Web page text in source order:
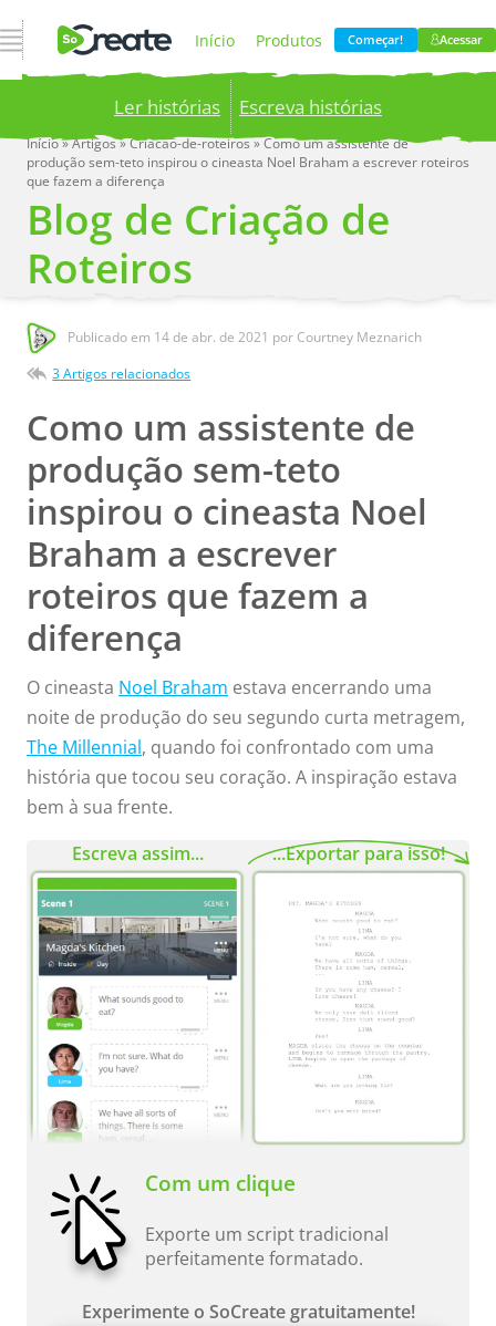
Abrir Navegação Início Produtos
Preços Blog
Empresa
Começar! Acessar
Ler histórias Escreva histórias
Publish your stories to a global audience.Try it
Início»Artigos»Criacao-de-roteiros»Como um assistente de
produção sem-teto inspirou o cineasta Noel Braham a escrever roteiros
que fazem a diferença
Blog de Criação de
Roteiros
Publicado em 14 de abr. de 2021 por Courtney Meznarich
3 Artigos relacionados
Como um assistente de
produção sem-teto
inspirou o cineasta Noel
Braham a escrever
roteiros que fazem a
diferença
O cineasta Noel Braham estava encerrando uma
noite de produção do seu segundo curta metragem,
The Millennial, quando foi confrontado com uma
história que tocou seu coração. A inspiração estava
bem à sua frente.
Com um clique
Exporte um script tradicional
perfeitamente formatado.
Experimente o SoCreate gratuitamente!
Escreva assim... ...Exportar para isso!